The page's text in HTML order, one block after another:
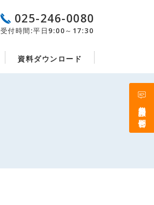
資料ダウンロード
025-246-0080
受付時間:平日9:00～17:30
無料相談・お問合せ